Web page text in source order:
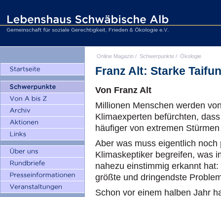
Online Magazin / Schwerpunkte / Ökologie
Franz Alt: Starke
Von Franz Alt
Millionen Menschen werden
Klimaexperten befürchten,
häufiger von extremen
Aber was muss eigentlich
Klimaskeptiker begreifen, was
nahezu einstimmig erkannt
größte und dringendste
Schon vor einem halben Jahr